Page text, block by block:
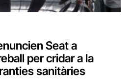
Seat a
per cridar a la
sanitàries